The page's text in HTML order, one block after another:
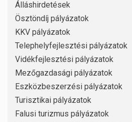
Álláshirdetések
Ösztöndíj pályázatok
KKV pályázatok
Telephelyfejlesztési pályázatok
Vidékfejlesztési pályázatok
Mezőgazdasági pályázatok
Eszközbeszerzési pályázatok
Turisztikai pályázatok
Falusi turizmus pályázatok